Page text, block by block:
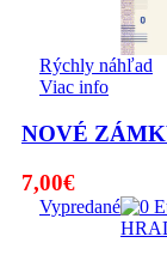
Rýchly náhľad
Viac info
NOVÉ
7,00€
Vypredané